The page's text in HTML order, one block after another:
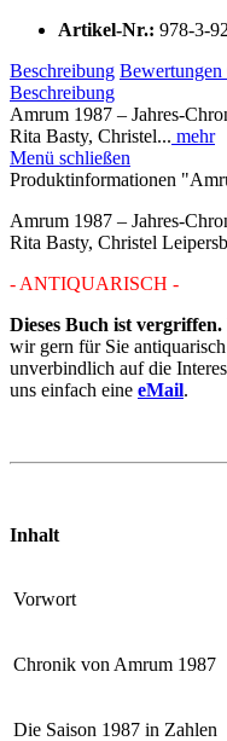
Artikel-Nr.: 978-3-
Beschreibung Bewertungen
Beschreibung
Amrum 1987 – Jahres-
Rita Basty, Christel... mehr
Menü schließen
Produktinformationen
Amrum 1987 – Jahres-
Rita Basty, Christel
- ANTIQUARISCH -
Dieses Buch ist vergriffen.
wir gern für Sie
unverbindlich auf die
uns einfach eine eMail.
Inhalt
Vorwort
Chronik von Amrum 1987
Die Saison 1987 in Zahlen